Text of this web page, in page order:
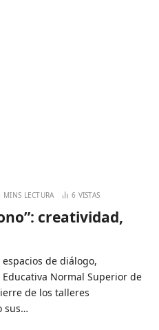
MINS LECTURA 6 VISTAS
creatividad,
de diálogo,
Normal Superior de
de los talleres
sus…